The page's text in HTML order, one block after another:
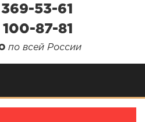
53-61
87-81
по всей России